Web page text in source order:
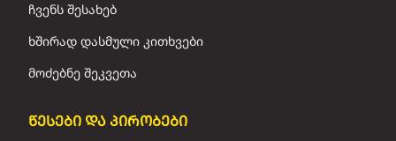
ჩვენს შესახებ
ხშირად დასმული კითხვები
მოძებნე შეკვეთა
წესები და პირობები